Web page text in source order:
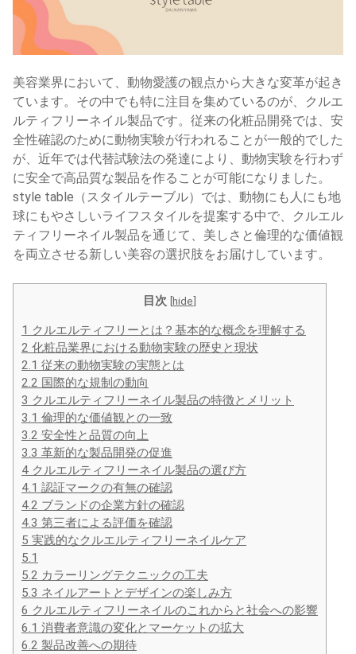
美容業界において、動物愛護の観点から大きな変革が起き
ています。その中でも特に注目を集めているのが、クルエ
ルティフリーネイル製品です。従来の化粧品開発では、安
全性確認のために動物実験が行われることが一般的でした
が、近年では代替試験法の発達により、動物実験を行わず
に安全で高品質な製品を作ることが可能になりました。
style table（スタイルテーブル）では、動物にも人にも地
球にもやさしいライフスタイルを提案する中で、クルエル
ティフリーネイル製品を通じて、美しさと倫理的な価値観
を両立させる新しい美容の選択肢をお届けしています。
目次 [hide]
1 クルエルティフリーとは？基本的な概念を理解する
2 化粧品業界における動物実験の歴史と現状
2.1 従来の動物実験の実態とは
2.2 国際的な規制の動向
3 クルエルティフリーネイル製品の特徴とメリット
3.1 倫理的な価値観との一致
3.2 安全性と品質の向上
3.3 革新的な製品開発の促進
4 クルエルティフリーネイル製品の選び方
4.1 認証マークの有無の確認
4.2 ブランドの企業方針の確認
4.3 第三者による評価を確認
5 実践的なクルエルティフリーネイルケア
5.1
5.2 カラーリングテクニックの工夫
5.3 ネイルアートとデザインの楽しみ方
6 クルエルティフリーネイルのこれからと社会への影響
6.1 消費者意識の変化とマーケットの拡大
6.2 製品改善への期待